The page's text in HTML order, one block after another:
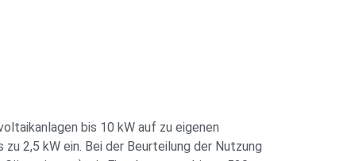
bis 10 kW auf zu eigenen
2,5 kW ein. Bei der Beurteilung der Nutzung